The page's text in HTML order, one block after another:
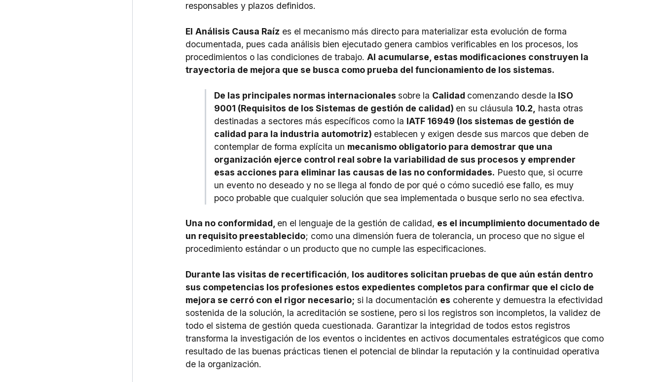
responsables y plazos definidos.
El Análisis Causa Raíz es el mecanismo más directo para materializar esta evolución de forma
documentada, pues cada análisis bien ejecutado genera cambios verificables en los procesos, los
procedimientos o las condiciones de trabajo.Al acumularse, estas modificaciones construyen la
trayectoria de mejora que se busca como prueba del funcionamiento de los sistemas.
De las principales normas internacionales sobre la Calidad comenzando desde la ISO
9001 (Requisitos de los Sistemas de gestión de calidad) en su cláusula 10.2,
hasta otras
destinadas a sectores más específicos como la IATF 16949 (los sistemas de gestión de
calidad para la industria automotriz) establecen y exigen desde sus marcos que deben de
contemplar de forma explícita un mecanismo obligatorio para demostrar que una
organización ejerce control real sobre la variabilidad de sus procesos y emprender
esas acciones para eliminar las causas de las no conformidades. Puesto que, si ocurre
un evento no deseado y no se llega al fondo de por qué o cómo sucedió ese fallo, es muy
poco probable que cualquier solución que sea implementada o busque serlo no sea efectiva.
Una no conformidad, en el lenguaje de la gestión de calidad, es el incumplimiento documentado de
un requisito preestablecido; como una dimensión fuera de tolerancia, un proceso que no sigue el
procedimiento estándar o un producto que no cumple las especificaciones.
Durante las visitas de recertificación, los auditores solicitan pruebas de que aún están dentro
sus competencias los profesiones estos expedientes completos para confirmar que el ciclo de
mejora se cerró con el rigor necesario; si la documentación es coherente y demuestra la efectividad
sostenida de la solución, la acreditación se sostiene, pero si los registros son incompletos, la validez de
todo el sistema de gestión queda cuestionada. Garantizar la integridad de todos estos registros
transforma la investigación de los eventos o incidentes en activos documentales estratégicos que como
resultado de las buenas prácticas tienen el potencial de blindar la reputación y la continuidad operativa
de la organización.